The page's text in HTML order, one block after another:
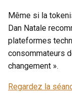
Même si la
Dan Natale
plateformes
consommateurs
changement ».
Regardez la